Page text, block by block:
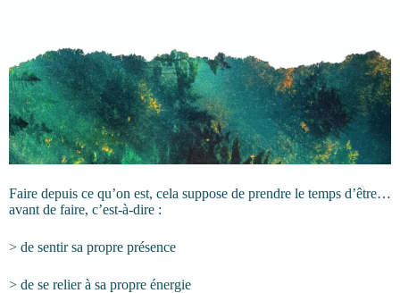
Faire depuis ce qu’on est, cela suppose de prendre le temps d’être…
avant de faire, c’est-à-dire :
> de sentir sa propre présence
> de se relier à sa propre énergie